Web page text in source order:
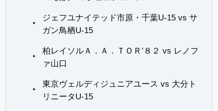
ジェフユナイテッド市原・千葉U-15 vs サ
ガン鳥栖U-15
柏レイソルＡ．Ａ．ＴＯＲ’８２ vs レノフ
ァ山口
東京ヴェルディジュニアユース vs 大分ト
リニータU-15